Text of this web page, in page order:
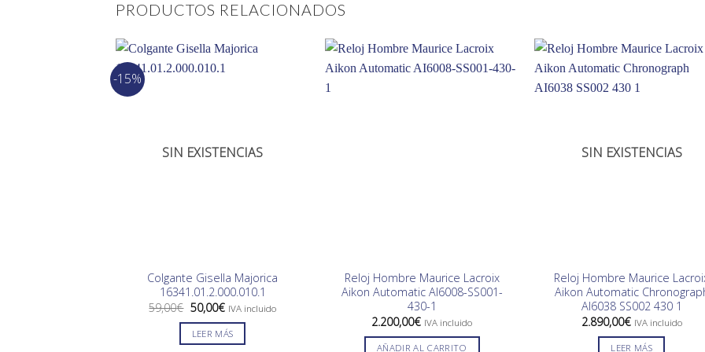
PRODUCTOS RELACIONADOS
-15%
SIN EXISTENCIAS
Colgante Gisella Majorica
16341.01.2.000.010.1
59,00€ El
precio
original
era:
50,00€El
actual
es:
IVA incluido
LEER MÁS
Reloj Hombre Maurice Lacroix
Aikon Automatic AI6008-SS001-
430-1
2.200,00€ IVA incluido
AÑADIR AL CARRITO
SIN EXISTENCIAS
Reloj Hombre Maurice
Aikon Automatic
AI6038 SS002 430 1
2.890,00€ IVA incluido
LEER MÁS